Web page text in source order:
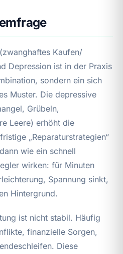
Kaufen/
Depression ist in der Praxis
sondern ein sich
Muster. Die depressive
Grübeln,
Leere) erhöht die
„Reparaturstrategien“
wie ein schnell
wirken: für Minuten
Spannung sinkt,
Hintergrund.
ist nicht stabil. Häufig
finanzielle Sorgen,
Diese